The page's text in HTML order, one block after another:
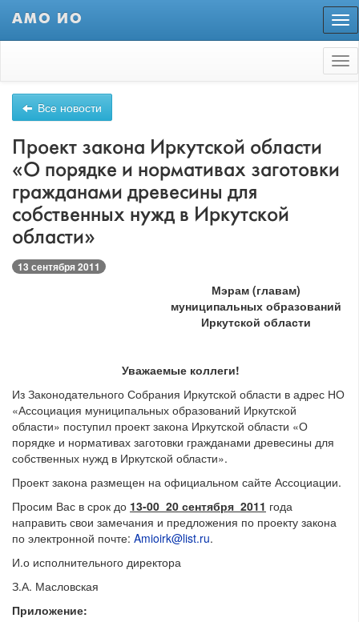
АМО ИО
Все новости
Проект закона Иркутской области
«О порядке и нормативах заготовки
гражданами древесины для
собственных нужд в Иркутской
области»
13 сентября 2011
Мэрам (главам)
муниципальных образований
Иркутской области
Уважаемые коллеги!
Из Законодательного Собрания Иркутской области в адрес НО
«Ассоциация муниципальных образований Иркутской
области» поступил проект закона Иркутской области «О
порядке и нормативах заготовки гражданами древесины для
собственных нужд в Иркутской области».
Проект закона размещен на официальном сайте Ассоциации.
Просим Вас в срок до 13-00 20 сентября 2011 года
направить свои замечания и предложения по проекту закона
по электронной почте: Amioirk@list.ru.
И.о исполнительного директора
З.А. Масловская
Приложение: